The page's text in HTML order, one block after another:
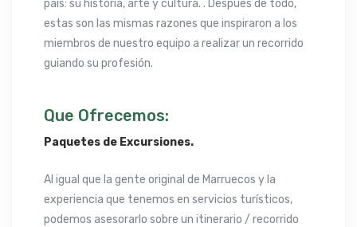
país: su historia, arte y cultura. . Después de todo,
estas son las mismas razones que inspiraron a los
miembros de nuestro equipo a realizar un recorrido
guiando su profesión.
Que Ofrecemos:
Paquetes de Excursiones.
Al igual que la gente original de Marruecos y la
experiencia que tenemos en servicios turísticos,
podemos asesorarlo sobre un itinerario / recorrido